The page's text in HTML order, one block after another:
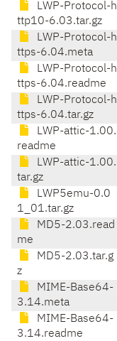
LWP-Protocol-h
ttp10-6.03.tar.gz
LWP-Protocol-h
ttps-6.04.meta
LWP-Protocol-h
ttps-6.04.readme
LWP-Protocol-h
ttps-6.04.tar.gz
LWP-attic-1.00.
readme
LWP-attic-1.00.
tar.gz
LWP5emu-0.0
1_01.tar.gz
MD5-2.03.read
me
MD5-2.03.tar.g
z
MIME-Base64-
3.14.meta
MIME-Base64-
3.14.readme